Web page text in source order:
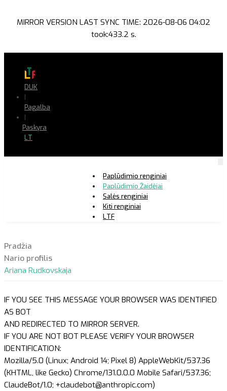
MIRROR VERSION LAST SYNC TIME: 2026-08-06 04:02
took:433.2 s.
DUK
|
Pagalba
|
Paskyra
LT
Paplūdimio renginiai
Paplūdimio Žaidėjai
Salės renginiai
Kiti renginiai
LTF
Pradžia
Nario profilis
Ariana Rudkovskaja
IF YOU SEE THIS MESSAGE YOUR BROWSER WAS IDENTIFIED
AS BOT
AND REDIRECTED TO MIRROR SERVER.
IF YOU ARE NOT BOT PLEASE VERIFY YOUR BROWSER
IDENTIFICATION:
Mozilla/5.0 (Linux; Android 14; Pixel 8) AppleWebKit/537.36
(KHTML, like Gecko) Chrome/131.0.0.0 Mobile Safari/537.36;
ClaudeBot/1.0; +claudebot@anthropic.com)